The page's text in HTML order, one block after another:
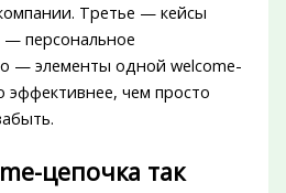
Третье — кейсы
— персональное
— элементы одной welcome-
эффективнее, чем просто
цепочка так